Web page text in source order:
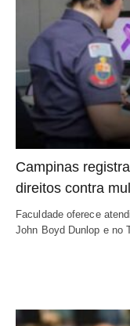
Campinas
direitos contra
Faculdade oferece
John Boyd Dunlop e no